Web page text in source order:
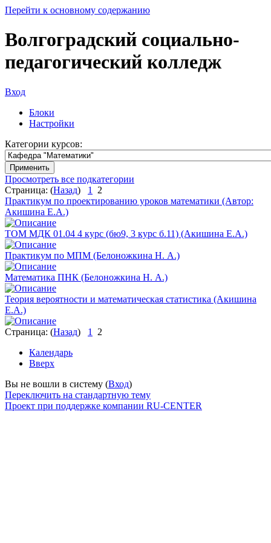
Перейти к основному содержанию
Волгоградский социально-
педагогический колледж
Вход
Блоки
Настройки
Категории курсов:
Просмотреть все подкатегории
Страница: (Назад) 1
2
Практикум по проектированию уроков математики (Автор:
Акишина Е.А.)
ТОМ МДК 01.04 4 курс (бю9, 3 курс б.11) (Акишина Е.А.)
Практикум по МПМ (Белоножкина Н. А.)
Математика ПНК (Белоножкина Н. А.)
Теория вероятности и математическая статистика (Акишина
Е.А.)
Страница: (Назад) 1
2
Календарь
Вверх
Вы не вошли в систему (Вход)
Переключить на стандартную тему
Проект при поддержке компании RU-CENTER